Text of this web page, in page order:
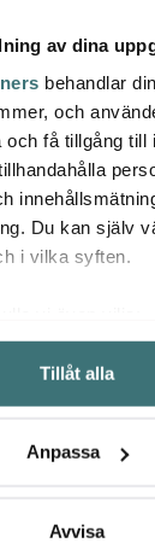
av dina
behandlar
och
få tillgång till
Du kan själv
i vilka syften.
om din
på upp till
genom att
dina
tillbaka ditt
Tillåt alla
Anpassa
Avvisa
Modern
Basis
79 kr
av